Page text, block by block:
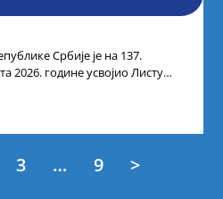
Србије је на 137.
2026. године усвојио Листу
3 … 9 >